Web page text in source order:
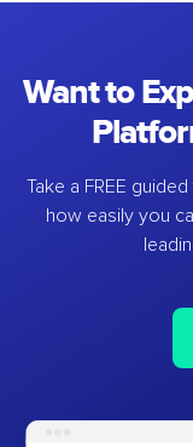
Want to
Take a FREE
how easily you